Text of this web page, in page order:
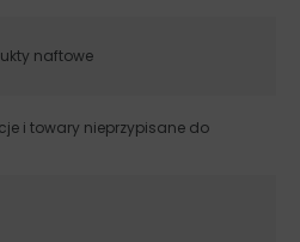
naftowe
i towary nieprzypisane do